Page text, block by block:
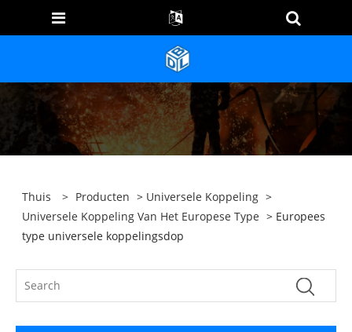
Thuis > Producten > Universele Koppeling >
Universele Koppeling Van Het Europese Type > Europees
type universele koppelingsdop